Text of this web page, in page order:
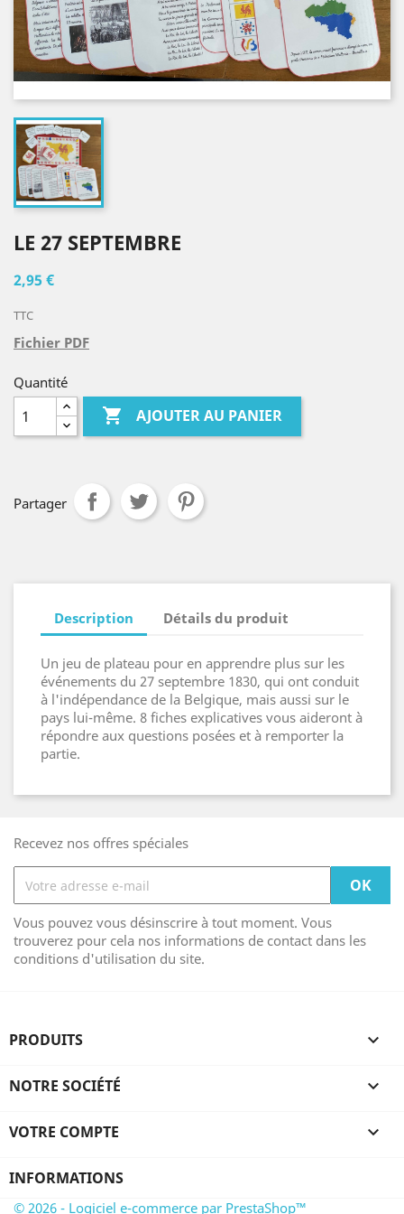
LE 27 SEPTEMBRE
2,95 €
TTC
Fichier PDF
Quantité
 AJOUTER AU PANIER
Partager
Description Détails du produit
Un jeu de plateau pour en apprendre plus sur les
événements du 27 septembre 1830, qui ont conduit
à l'indépendance de la Belgique, mais aussi sur le
pays lui-même. 8 fiches explicatives vous aideront à
répondre aux questions posées et à remporter la
partie.
Recevez nos offres spéciales
Vous pouvez vous désinscrire à tout moment. Vous
trouverez pour cela nos informations de contact dans les
conditions d'utilisation du site.
PRODUITS 
NOTRE SOCIÉTÉ 
VOTRE COMPTE 
INFORMATIONS
© 2026 - Logiciel e-commerce par PrestaShop™